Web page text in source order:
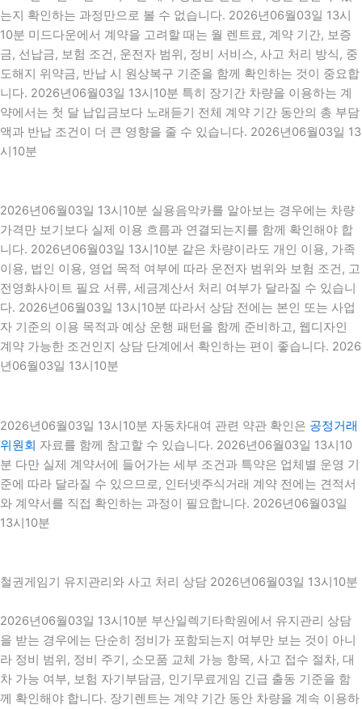
는지 확인하는 과정만으로 볼 수 없습니다. 2026년06월03일 13시
10분 미드다운에서 계약을 고려할 때는 월 렌트료, 계약 기간, 보증
금, 선납금, 보험 조건, 운전자 범위, 정비 서비스, 사고 처리 방식, 중
도해지 위약금, 반납 시 원상복구 기준을 함께 확인하는 것이 중요합
니다. 2026년06월03일 13시10분 특히 장기간 차량을 이용하는 계
약에서는 첫 달 납입금보다 노래듣기 전체 계약 기간 동안의 총 부담
액과 반납 조건이 더 큰 영향을 줄 수 있습니다. 2026년06월03일 13
시10분
2026년06월03일 13시10분 실용음악카를 알아보는 경우에는 차량
가격만 보기보다 실제 이용 흐름과 연결되는지를 함께 확인해야 합
니다. 2026년06월03일 13시10분 같은 차량이라도 개인 이용, 가족
이용, 법인 이용, 영업 목적 여부에 따라 운전자 범위와 보험 조건, 고
전영화사이트 필요 서류, 세금계산서 처리 여부가 달라질 수 있습니
다. 2026년06월03일 13시10분 따라서 상담 전에는 본인 또는 사업
자 기준의 이용 목적과 예상 운행 패턴을 함께 준비하고, 웹디자인
계약 가능한 조건인지 상담 단계에서 확인하는 편이 좋습니다. 2026
년06월03일 13시10분
2026년06월03일 13시10분 자동차대여 관련 약관 확인은 공정거래
위원회 자료를 함께 참고할 수 있습니다. 2026년06월03일 13시10
분 다만 실제 계약서에 들어가는 세부 조건과 특약은 업체별 운영 기
준에 따라 달라질 수 있으므로, 인터넷주식거래 계약 전에는 견적서
와 계약서를 직접 확인하는 과정이 필요합니다. 2026년06월03일
13시10분
철권게임기 유지관리와 사고 처리 상담 2026년06월03일 13시10분
2026년06월03일 13시10분 부산일렉기타학원에서 유지관리 상담
을 받는 경우에는 단순히 정비가 포함되는지 여부만 보는 것이 아니
라 정비 범위, 정비 주기, 소모품 교체 가능 항목, 사고 접수 절차, 대
차 가능 여부, 보험 자기부담금, 인기무료게임 긴급 출동 기준을 함
께 확인해야 합니다. 장기렌트는 계약 기간 동안 차량을 계속 이용하